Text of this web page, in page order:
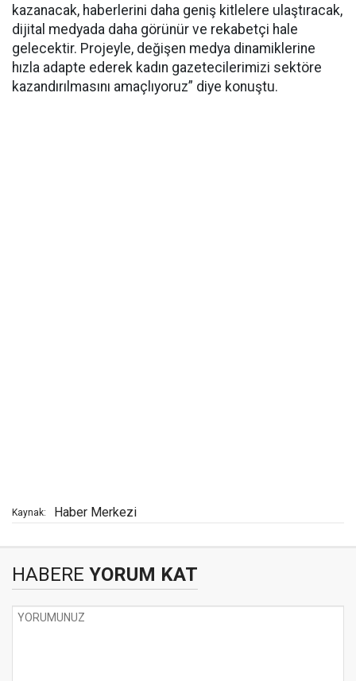
kazanacak, haberlerini daha geniş kitlelere ulaştıracak,
dijital medyada daha görünür ve rekabetçi hale
gelecektir. Projeyle, değişen medya dinamiklerine
hızla adapte ederek kadın gazetecilerimizi sektöre
kazandırılmasını amaçlıyoruz” diye konuştu.
Kaynak: Haber Merkezi
HABERE YORUM KAT